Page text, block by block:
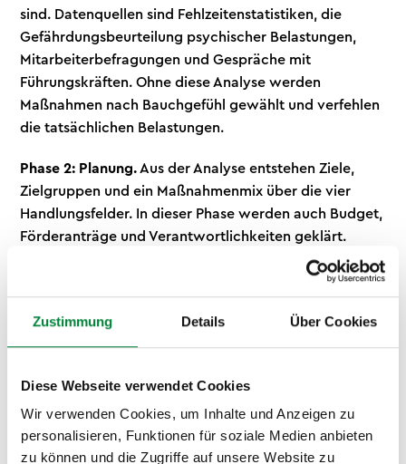
Zustimmung Details Über Cookies
Diese Webseite verwendet Cookies
Wir verwenden Cookies, um Inhalte und Anzeigen zu
personalisieren, Funktionen für soziale Medien anbieten
zu können und die Zugriffe auf unsere Website zu
sind. Datenquellen sind Fehlzeitenstatistiken, die
Gefährdungsbeurteilung psychischer Belastungen,
Mitarbeiterbefragungen und Gespräche mit
Führungskräften. Ohne diese Analyse werden
Maßnahmen nach Bauchgefühl gewählt und verfehlen
die tatsächlichen Belastungen.
Phase 2: Planung. Aus der Analyse entstehen Ziele,
Zielgruppen und ein Maßnahmenmix über die vier
Handlungsfelder. In dieser Phase werden auch Budget,
Förderanträge und Verantwortlichkeiten geklärt.
Geschäftsführung, HR und Mitarbeitendenvertretung.
Phase 3: Umsetzung.
Die Maßnahmen starten,
idealerweise mit einem sichtbaren Auftakt wie einem
verankert, gefolgt von kontinuierlichen Formaten.
Kommunikation ist in dieser Phase der Erfolgsfaktor,
denn das beste Angebot wirkt nicht, wenn es niemand
kennt.